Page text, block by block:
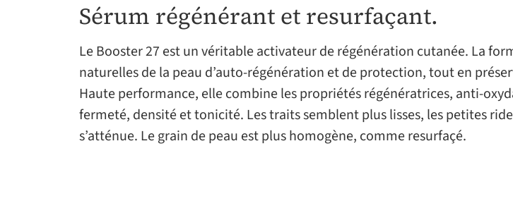
Sérum régénérant et resurfaçant.
Le Booster 27 est un véritable activateur de régénération cutanée. La
naturelles de la peau d’auto-régénération et de protection, tout en
Haute performance, elle combine les propriétés régénératrices, anti-
fermeté, densité et tonicité. Les traits semblent plus lisses, les petites
s’atténue. Le grain de peau est plus homogène, comme resurfaçé.